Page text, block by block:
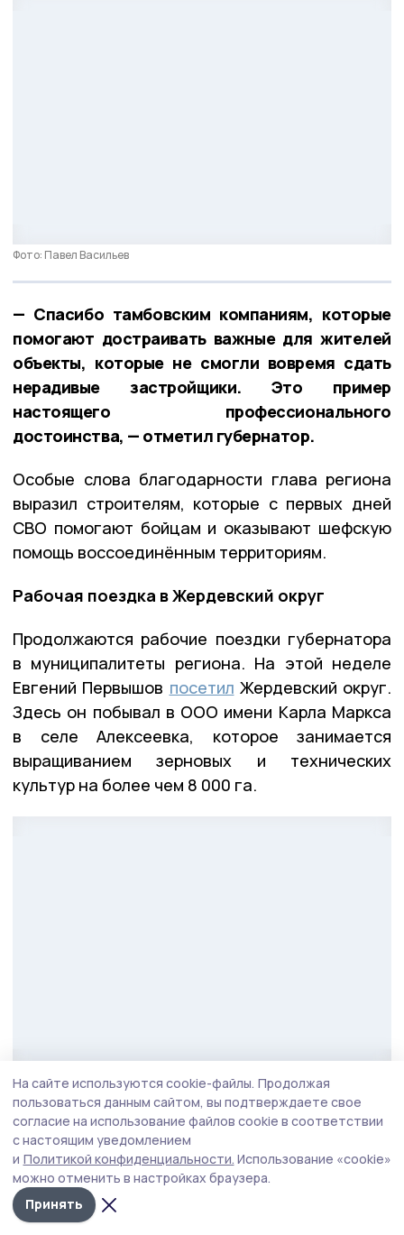
Фото: Павел Васильев
— Спасибо тамбовским компаниям, которые
помогают достраивать важные для жителей
объекты, которые не смогли вовремя сдать
нерадивые застройщики. Это пример
настоящего профессионального
достоинства, — отметил губернатор.
Особые слова благодарности глава региона
выразил строителям, которые с первых дней
СВО помогают бойцам и оказывают шефскую
помощь воссоединённым территориям.
Рабочая поездка в Жердевский округ
Продолжаются рабочие поездки губернатора
в муниципалитеты региона. На этой неделе
Евгений Первышов посетил Жердевский округ.
Здесь он побывал в ООО имени Карла Маркса
в селе Алексеевка, которое занимается
выращиванием зерновых и технических
культур на более чем 8 000 га.
Фото: Алексей Бучнев
Также губернатор посетил плодопитомник
«Жердевский», где выращивают вишню,
яблоки, зерновые и подсолнечник. Продукция
реализуется со знаком «Тамбовская марка».
На сайте используются cookie-файлы. Продолжая
пользоваться данным сайтом, вы подтверждаете свое
согласие на использование файлов cookie в соответствии
с настоящим уведомлением
и Политикой конфиденциальности. Использование «cookie»
можно отменить в настройках браузера.
Принять